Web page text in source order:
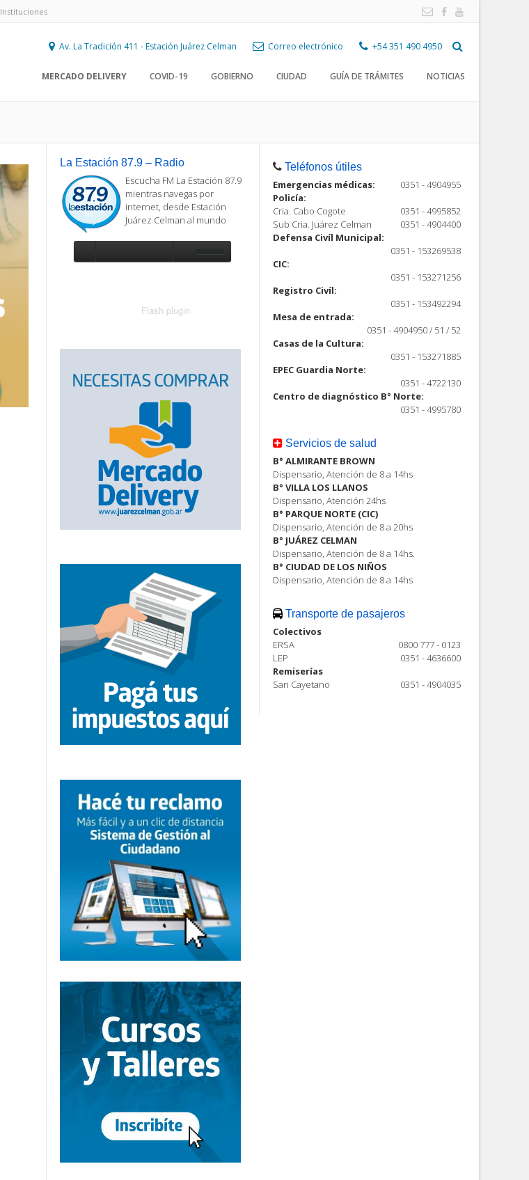
Instituciones
Av. La Tradición 411 - Estación Juárez Celman Correo electrónico +54 351 490 4950
MERCADO DELIVERY COVID-19 GOBIERNO CIUDAD GUÍA DE TRÁMITES NOTICIAS
La Estación 87.9 – Radio
Escucha FM La Estación 87.9
mientras navegas por
internet, desde Estación
Juárez Celman al mundo
Flash plugin
Teléfonos útiles
Emergencias médicas:
0351 - 4904955
Policía:
Cria. Cabo Cogote
0351 - 4995852
Sub Cria. Juárez Celman
0351 - 4904400
Defensa Civíl Municipal:
0351 - 153269538
CIC:
0351 - 153271256
Registro Civíl:
0351 - 153492294
Mesa de entrada:
0351 - 4904950 / 51 / 52
Casas de la Cultura:
0351 - 153271885
EPEC Guardia Norte:
0351 - 4722130
Centro de diagnóstico B° Norte:
0351 - 4995780
Servicios de salud
B° ALMIRANTE BROWN
Dispensario, Atención de 8 a 14hs
B° VILLA LOS LLANOS
Dispensario, Atención 24hs
B° PARQUE NORTE (CIC)
Dispensario, Atención de 8 a 20hs
B° JUÁREZ CELMAN
Dispensario, Atención de 8 a 14hs.
B° CIUDAD DE LOS NIÑOS
Dispensario, Atención de 8 a 14hs
Transporte de pasajeros
Colectivos
ERSA
0800 777 - 0123
LEP
0351 - 4636600
Remiserías
San Cayetano
0351 - 4904035